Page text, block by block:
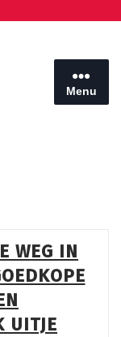
Menu
WEG IN
UITJE